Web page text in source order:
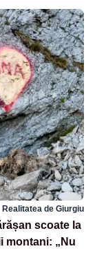
Realitatea de Giurgiu
scoate la
montani: „Nu